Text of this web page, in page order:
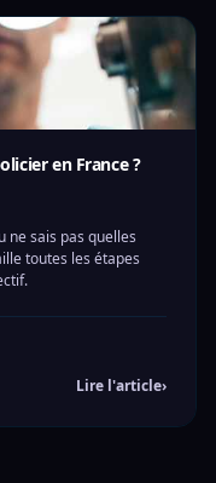
en France ?
ne sais pas quelles
toutes les étapes
Lire l'article›